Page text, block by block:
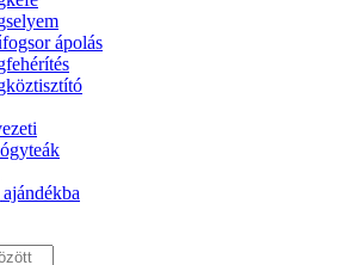
ápolás